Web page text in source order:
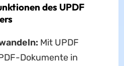
des UPDF
Mit UPDF
Dokumente in